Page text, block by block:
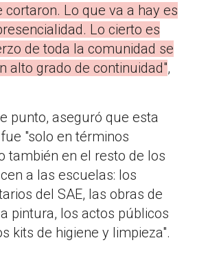
cortaron. Lo que va a hay es
Lo cierto es
de toda la comunidad se
alto grado de continuidad",
punto, aseguró que esta
"solo en términos
también en el resto de los
a las escuelas: los
del SAE, las obras de
pintura, los actos públicos
kits de higiene y limpieza".